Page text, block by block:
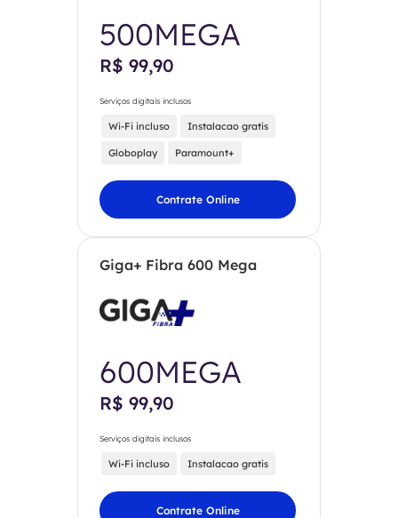
500MEGA
R$ 99,90
Serviços digitais inclusos
Wi-Fi incluso Instalacao gratis
Globoplay Paramount+
Contrate Online
Giga+ Fibra 600 Mega
600MEGA
R$ 99,90
Serviços digitais inclusos
Wi-Fi incluso Instalacao gratis
Contrate Online